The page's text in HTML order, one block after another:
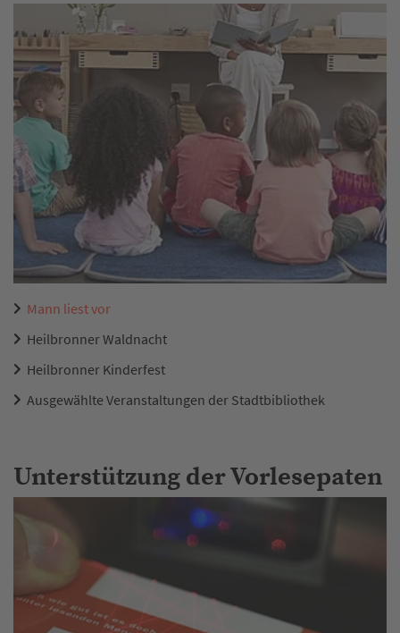
Mann liest vor
Heilbronner Waldnacht
Heilbronner Kinderfest
Ausgewählte Veranstaltungen der Stadtbibliothek
Unterstützung der Vorlesepaten